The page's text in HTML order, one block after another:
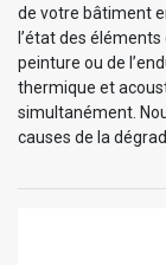
de votre bâtiment
l’état des
peinture ou de
thermique et
simultanément.
causes de la